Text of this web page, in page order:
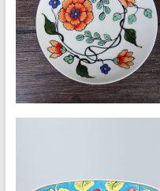
ベ
ト
ナ
ム
食
器・